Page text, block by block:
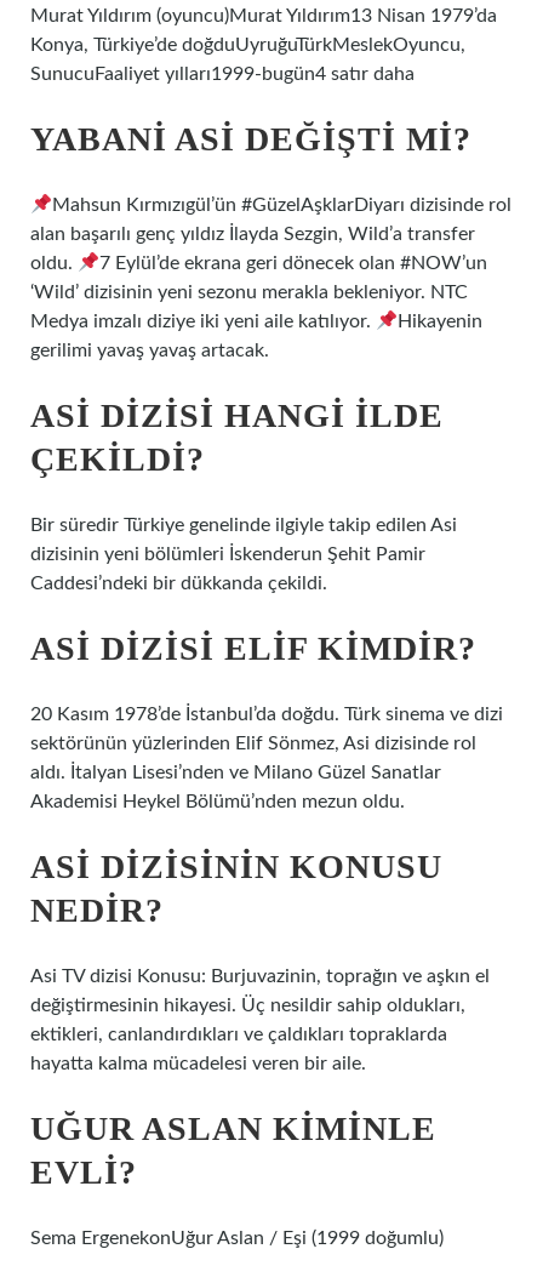
Murat Yıldırım (oyuncu)Murat Yıldırım13 Nisan 1979’da
Konya, Türkiye’de doğduUyruğuTürkMeslekOyuncu,
SunucuFaaliyet yılları1999-bugün4 satır daha
YABANI ASI DEĞIŞTI MI?
Mahsun Kırmızıgül’ün #GüzelAşklarDiyarı dizisinde rol
alan başarılı genç yıldız İlayda Sezgin, Wild’a transfer
oldu.
7 Eylül’de ekrana geri dönecek olan #NOW’un
‘Wild’ dizisinin yeni sezonu merakla bekleniyor. NTC
Medya imzalı diziye iki yeni aile katılıyor.
Hikayenin
gerilimi yavaş yavaş artacak.
ASI DIZISI HANGI ILDE
ÇEKILDI?
Bir süredir Türkiye genelinde ilgiyle takip edilen Asi
dizisinin yeni bölümleri İskenderun Şehit Pamir
Caddesi’ndeki bir dükkanda çekildi.
ASI DIZISI ELIF KIMDIR?
20 Kasım 1978’de İstanbul’da doğdu. Türk sinema ve dizi
sektörünün yüzlerinden Elif Sönmez, Asi dizisinde rol
aldı. İtalyan Lisesi’nden ve Milano Güzel Sanatlar
Akademisi Heykel Bölümü’nden mezun oldu.
ASI DIZISININ KONUSU
NEDIR?
Asi TV dizisi Konusu: Burjuvazinin, toprağın ve aşkın el
değiştirmesinin hikayesi. Üç nesildir sahip oldukları,
ektikleri, canlandırdıkları ve çaldıkları topraklarda
hayatta kalma mücadelesi veren bir aile.
UĞUR ASLAN KIMINLE
EVLI?
Sema ErgenekonUğur Aslan / Eşi (1999 doğumlu)